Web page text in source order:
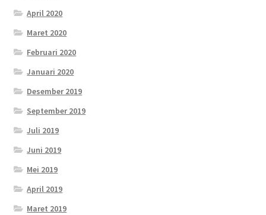
April 2020
Maret 2020
Februari 2020
Januari 2020
Desember 2019
September 2019
Juli 2019
Juni 2019
Mei 2019
April 2019
Maret 2019